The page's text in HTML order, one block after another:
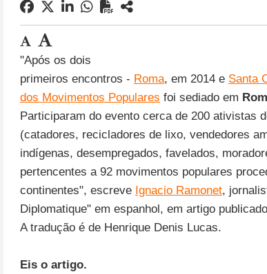
"Após os dois
primeiros encontros - Roma, em 2014 e Santa
dos Movimentos Populares foi sediado em
Participaram do evento cerca de 200 ativistas
(catadores, recicladores de lixo, vendedores
indígenas, desempregados, favelados,
pertencentes a 92 movimentos populares
continentes", escreve Ignacio Ramonet,
Diplomatique" em espanhol, em artigo
A tradução é de Henrique Denis Lucas.
Eis o artigo.